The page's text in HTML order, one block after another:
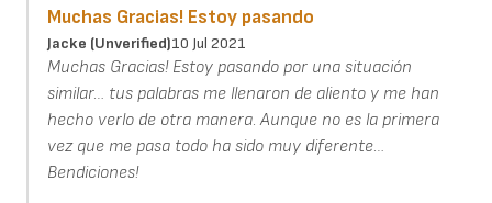
Muchas Gracias! Estoy pasando
Jacke (unverified)10 Jul 2021
Muchas Gracias! Estoy pasando por una situación
similar… tus palabras me llenaron de aliento y me han
hecho verlo de otra manera. Aunque no es la primera
vez que me pasa todo ha sido muy diferente…
Bendiciones!